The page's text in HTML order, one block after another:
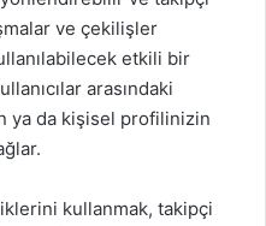
ve çekilişler
etkili bir
arasındaki
ya da kişisel profilinizin
kullanmak, takipçi